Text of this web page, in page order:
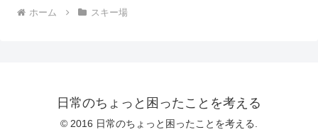
ホーム スキー場
日常のちょっと困ったことを考える
© 2016 日常のちょっと困ったことを考える.